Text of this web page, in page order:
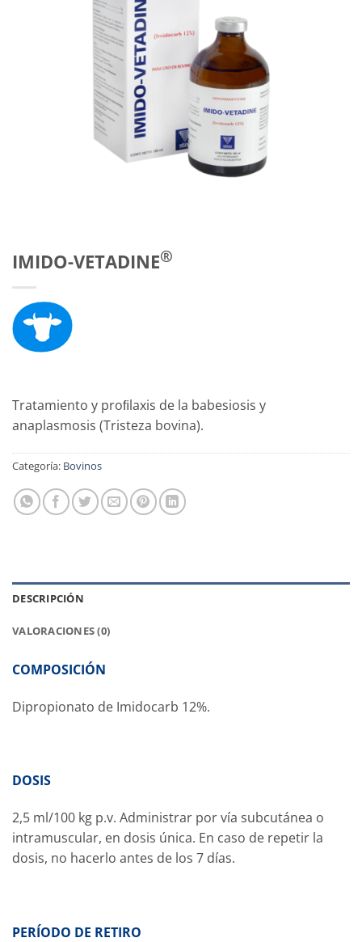
IMIDO-VETADINE®
Tratamiento y proﬁlaxis de la babesiosis y
anaplasmosis (Tristeza bovina).
Categoría: Bovinos
DESCRIPCIÓN
VALORACIONES (0)
COMPOSICIÓN
Dipropionato de Imidocarb 12%.
DOSIS
2,5 ml/100 kg p.v. Administrar por vía subcutánea o
intramuscular, en dosis única. En caso de repetir la
dosis, no hacerlo antes de los 7 días.
PERÍODO DE RETIRO